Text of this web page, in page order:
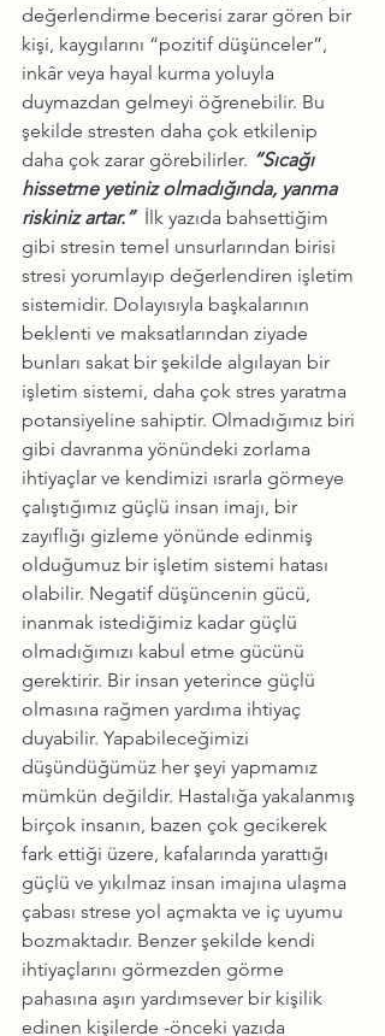
değerlendirme becerisi zarar gören bir
kişi, kaygılarını “pozitif düşünceler”,
inkâr veya hayal kurma yoluyla
duymazdan gelmeyi öğrenebilir. Bu
şekilde stresten daha çok etkilenip
daha çok zarar görebilirler. “Sıcağı
hissetme yetiniz olmadığında, yanma
riskiniz artar.”
  İlk yazıda bahsettiğim
gibi stresin temel unsurlarından birisi
stresi yorumlayıp değerlendiren işletim
sistemidir. Dolayısıyla başkalarının
beklenti ve maksatlarından ziyade
bunları sakat bir şekilde algılayan bir
işletim sistemi, daha çok stres yaratma
potansiyeline sahiptir. Olmadığımız biri
gibi davranma yönündeki zorlama
ihtiyaçlar ve kendimizi ısrarla görmeye
çalıştığımız güçlü insan imajı, bir
zayıflığı gizleme yönünde edinmiş
olduğumuz bir işletim sistemi hatası
olabilir. Negatif düşüncenin gücü,
inanmak istediğimiz kadar güçlü
olmadığımızı kabul etme gücünü
gerektirir. Bir insan yeterince güçlü
olmasına rağmen yardıma ihtiyaç
duyabilir. Yapabileceğimizi
düşündüğümüz her şeyi yapmamız
mümkün değildir. Hastalığa yakalanmış
birçok insanın, bazen çok gecikerek
fark ettiği üzere, kafalarında yarattığı
güçlü ve yıkılmaz insan imajına ulaşma
çabası strese yol açmakta ve iç uyumu
bozmaktadır. Benzer şekilde kendi
ihtiyaçlarını görmezden görme
pahasına aşırı yardımsever bir kişilik
edinen kişilerde -önceki yazıda